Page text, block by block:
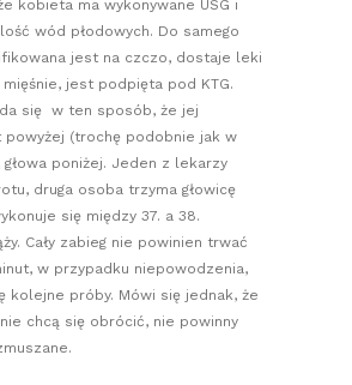
kobieta ma wykonywane USG i
wód płodowych. Do samego
jest na czczo, dostaje leki
jest podpięta pod KTG.
się w ten sposób, że jej
powyżej (trochę podobnie jak w
głowa poniżej. Jeden z lekarzy
druga osoba trzyma głowicę
się między 37. a 38.
Cały zabieg nie powinien trwać
w przypadku niepowodzenia,
kolejne próby. Mówi się jednak, że
chcą się obrócić, nie powinny